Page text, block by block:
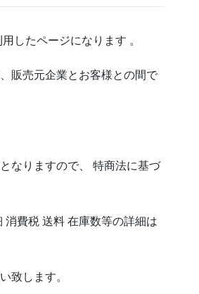
したページになります 。
販売元企業とお客様との間で
なりますので、 特商法に基づ
消費税 送料 在庫数等の詳細は
致します。